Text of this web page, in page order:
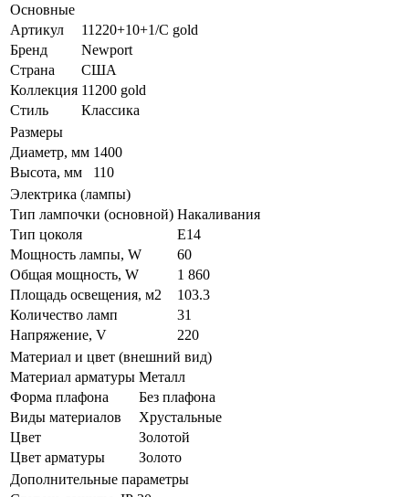
Основные
Артикул
11220+10+1/С gold
Бренд
Newport
Страна
США
Коллекция 11200 gold
Стиль
Классика
Размеры
Диаметр, мм 1400
Высота, мм
110
Электрика (лампы)
Тип лампочки (основной) Накаливания
Тип цоколя
E14
Мощность лампы, W
60
Общая мощность, W
1 860
Площадь освещения, м2
103.3
Количество ламп
31
Напряжение, V
220
Материал и цвет (внешний вид)
Материал арматуры Металл
Форма плафона
Без плафона
Виды материалов
Хрустальные
Цвет
Золотой
Цвет арматуры
Золото
Дополнительные параметры